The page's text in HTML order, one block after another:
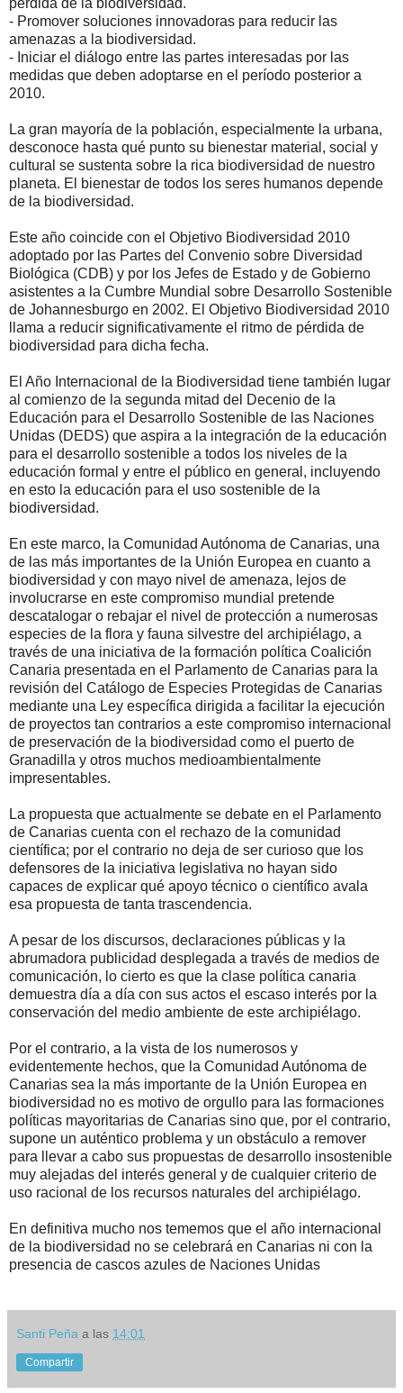
pérdida de la biodiversidad.
- Promover soluciones innovadoras para reducir las
amenazas a la biodiversidad.
- Iniciar el diálogo entre las partes interesadas por las
medidas que deben adoptarse en el período posterior a
2010.
La gran mayoría de la población, especialmente la urbana,
desconoce hasta qué punto su bienestar material, social y
cultural se sustenta sobre la rica biodiversidad de nuestro
planeta. El bienestar de todos los seres humanos depende
de la biodiversidad.
Este año coincide con el Objetivo Biodiversidad 2010
adoptado por las Partes del Convenio sobre Diversidad
Biológica (CDB) y por los Jefes de Estado y de Gobierno
asistentes a la Cumbre Mundial sobre Desarrollo Sostenible
de Johannesburgo en 2002. El Objetivo Biodiversidad 2010
llama a reducir significativamente el ritmo de pérdida de
biodiversidad para dicha fecha.
El Año Internacional de la Biodiversidad tiene también lugar
al comienzo de la segunda mitad del Decenio de la
Educación para el Desarrollo Sostenible de las Naciones
Unidas (DEDS) que aspira a la integración de la educación
para el desarrollo sostenible a todos los niveles de la
educación formal y entre el público en general, incluyendo
en esto la educación para el uso sostenible de la
biodiversidad.
En este marco, la Comunidad Autónoma de Canarias, una
de las más importantes de la Unión Europea en cuanto a
biodiversidad y con mayo nivel de amenaza, lejos de
involucrarse en este compromiso mundial pretende
descatalogar o rebajar el nivel de protección a numerosas
especies de la flora y fauna silvestre del archipiélago, a
través de una iniciativa de la formación política Coalición
Canaria presentada en el Parlamento de Canarias para la
revisión del Catálogo de Especies Protegidas de Canarias
mediante una Ley específica dirigida a facilitar la ejecución
de proyectos tan contrarios a este compromiso internacional
de preservación de la biodiversidad como el puerto de
Granadilla y otros muchos medioambientalmente
impresentables.
La propuesta que actualmente se debate en el Parlamento
de Canarias cuenta con el rechazo de la comunidad
científica; por el contrario no deja de ser curioso que los
defensores de la iniciativa legislativa no hayan sido
capaces de explicar qué apoyo técnico o científico avala
esa propuesta de tanta trascendencia.
A pesar de los discursos, declaraciones públicas y la
abrumadora publicidad desplegada a través de medios de
comunicación, lo cierto es que la clase política canaria
demuestra día a día con sus actos el escaso interés por la
conservación del medio ambiente de este archipiélago.
Por el contrario, a la vista de los numerosos y
evidentemente hechos, que la Comunidad Autónoma de
Canarias sea la más importante de la Unión Europea en
biodiversidad no es motivo de orgullo para las formaciones
políticas mayoritarias de Canarias sino que, por el contrario,
supone un auténtico problema y un obstáculo a remover
para llevar a cabo sus propuestas de desarrollo insostenible
muy alejadas del interés general y de cualquier criterio de
uso racional de los recursos naturales del archipiélago.
En definitiva mucho nos tememos que el año internacional
de la biodiversidad no se celebrará en Canarias ni con la
presencia de cascos azules de Naciones Unidas
Santi Peña a las 14:01
Compartir